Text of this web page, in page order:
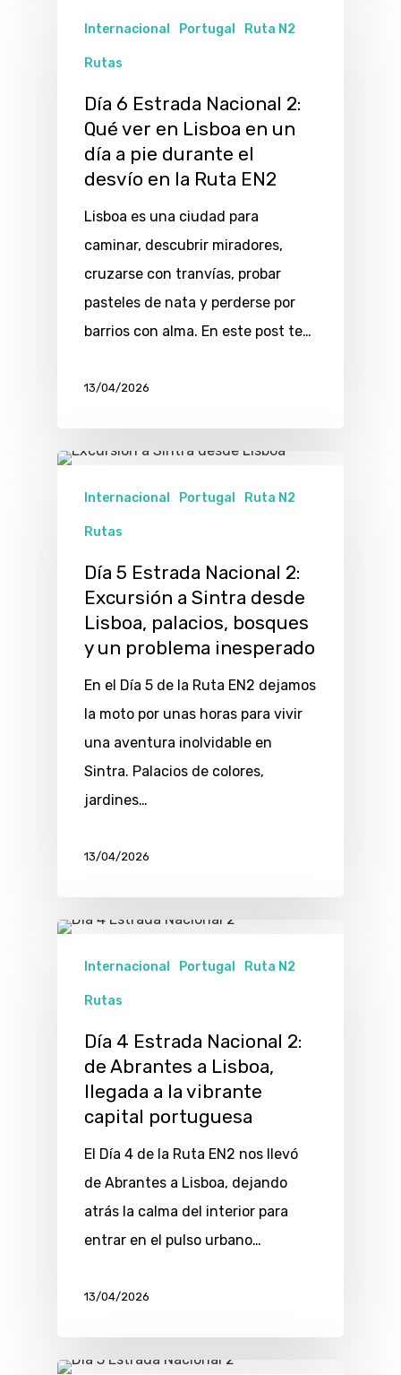
Internacional Portugal Ruta N2
Rutas
Día 6 Estrada Nacional 2:
Qué ver en Lisboa en un
día a pie durante el
desvío en la Ruta EN2
Lisboa es una ciudad para
caminar, descubrir miradores,
cruzarse con tranvías, probar
pasteles de nata y perderse por
barrios con alma. En este post te…
13/04/2026
Internacional Portugal Ruta N2
Rutas
Día 5 Estrada Nacional 2:
Excursión a Sintra desde
Lisboa, palacios, bosques
y un problema inesperado
En el Día 5 de la Ruta EN2 dejamos
la moto por unas horas para vivir
una aventura inolvidable en
Sintra. Palacios de colores,
jardines…
13/04/2026
Internacional Portugal Ruta N2
Rutas
Día 4 Estrada Nacional 2:
de Abrantes a Lisboa,
llegada a la vibrante
capital portuguesa
El Día 4 de la Ruta EN2 nos llevó
de Abrantes a Lisboa, dejando
atrás la calma del interior para
entrar en el pulso urbano…
13/04/2026